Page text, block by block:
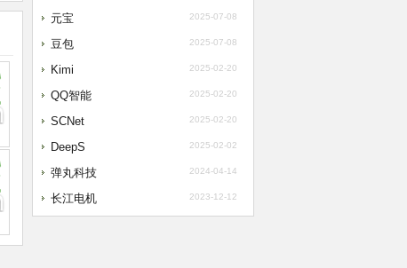
2025-07-08
元宝
2025-07-08
豆包
2025-02-20
Kimi
2025-02-20
QQ智能
2025-02-20
SCNet
2025-02-02
DeepS
2024-04-14
弹丸科技
2023-12-12
长江电机